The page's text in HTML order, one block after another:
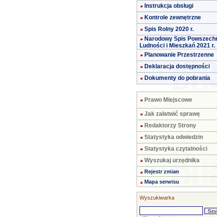
Instrukcja obsługi
Kontrole zewnętrzne
Spis Rolny 2020 r.
Narodowy Spis
Ludności i Mieszkań 2021 r.
Planowanie Przestrzenne
Deklaracja dostępności
Dokumenty do pobrania
Prawo Miejscowe
Jak załatwić sprawę
Redaktorzy Strony
Statystyka odwiedzin
Statystyka czytalności
Wyszukaj urzędnika
Rejestr zmian
Mapa serwisu
Wyszukiwarka